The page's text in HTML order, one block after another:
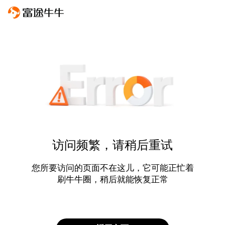
访问频繁，请稍后重试
您所要访问的页面不在这儿，它可能正忙着
刷牛牛圈，稍后就能恢复正常